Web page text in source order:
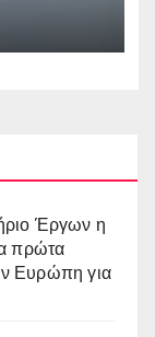
Έργων η
πρώτα
Ευρώπη για